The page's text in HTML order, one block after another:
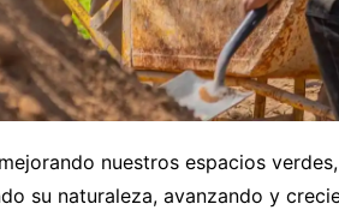
nuestros espacios
su naturaleza, avanzando y